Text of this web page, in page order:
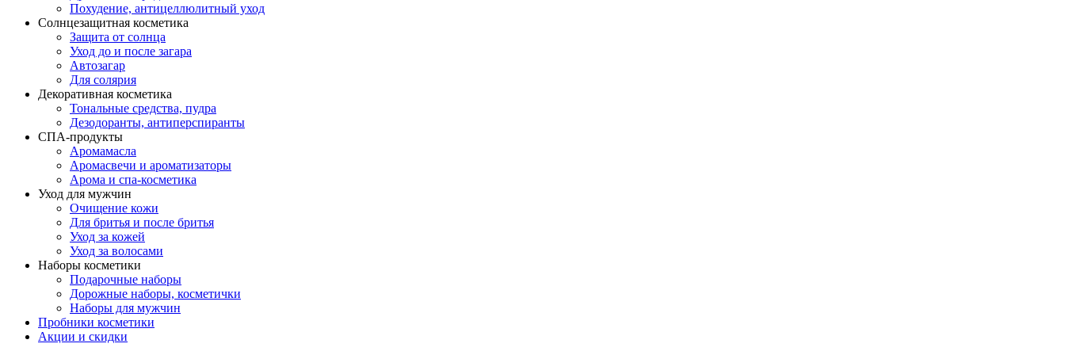
Похудение, антицеллюлитный уход
Солнцезащитная косметика
Защита от солнца
Уход до и после загара
Автозагар
Для солярия
Декоративная косметика
Тональные средства, пудра
Дезодоранты, антиперспиранты
СПА-продукты
Аромамасла
Аромасвечи и ароматизаторы
Арома и спа-косметика
Уход для мужчин
Очищение кожи
Для бритья и после бритья
Уход за кожей
Уход за волосами
Наборы косметики
Подарочные наборы
Дорожные наборы, косметички
Наборы для мужчин
Пробники косметики
Акции и скидки